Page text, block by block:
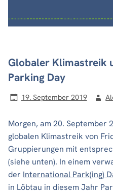
Globaler Klimastreik
Parking Day
19. September 2019
Morgen, am 20. September
globalen Klimastreik von
Gruppierungen mit
(siehe unten). In einem
der International Park(ing)
in Löbtau in diesem Jahr